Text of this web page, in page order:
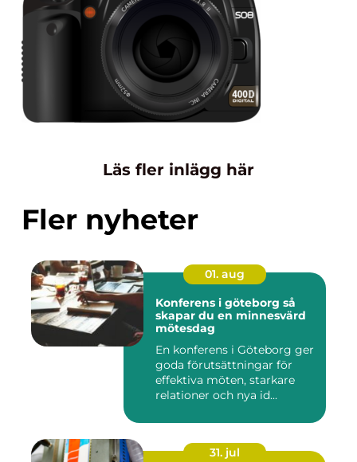
Läs fler inlägg här
Fler nyheter
01. aug
Konferens i göteborg så
skapar du en minnesvärd
mötesdag
En konferens i Göteborg ger
goda förutsättningar för
effektiva möten, starkare
relationer och nya id...
31. jul